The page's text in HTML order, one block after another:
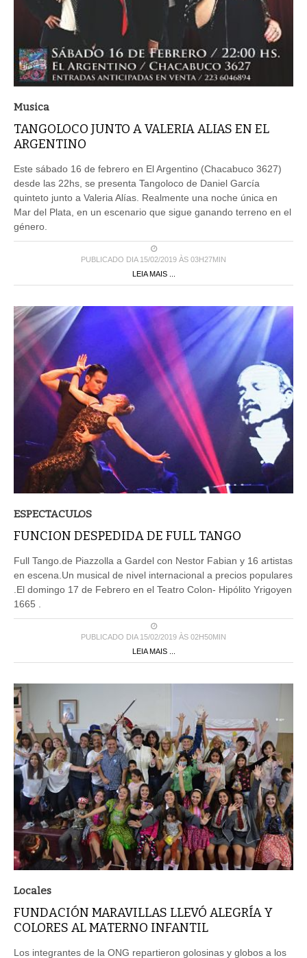
Musica
TANGOLOCO JUNTO A VALERIA ALIAS EN EL
ARGENTINO
Este sábado 16 de febrero en El Argentino (Chacabuco 3627)
desde las 22hs, se presenta Tangoloco de Daniel García
quinteto junto a Valeria Alías. Realmente una noche única en
Mar del Plata, en un escenario que sigue ganando terreno en el
género.
PUBLICADO DIA 15/02/2019 ÀS 03H27MIN
LEIA MAIS ...
ESPECTACULOS
FUNCION DESPEDIDA DE FULL TANGO
Full Tango.de Piazzolla a Gardel con Nestor Fabian y 16 artistas
en escena.Un musical de nivel internacional a precios populares
.El domingo 17 de Febrero en el Teatro Colon- Hipólito Yrigoyen
1665 .
PUBLICADO DIA 15/02/2019 ÀS 02H50MIN
LEIA MAIS ...
Locales
FUNDACIÓN MARAVILLAS LLEVÓ ALEGRÍA Y
COLORES AL MATERNO INFANTIL
Los integrantes de la ONG repartieron golosinas y globos a los